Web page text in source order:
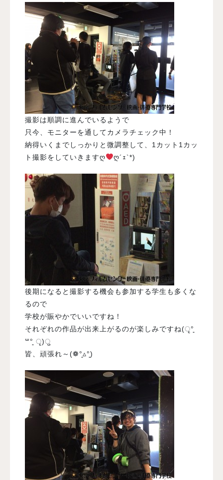
撮影は順調に進んでいるようで
只今、モニターを通してカメラチェック中！
納得いくまでしっかりと微調整して、1カット1カッ
ト撮影をしていきますღ
ღ´ｪ`*)
後期になると撮影する機会も参加する学生も多くな
るので
学校が賑やかでいいですね！
それぞれの作品が出来上がるのが楽しみですね(ृ°͈
꒳​°͈ ृ)ु
皆、頑張れ～(❁°͈▵°͈)